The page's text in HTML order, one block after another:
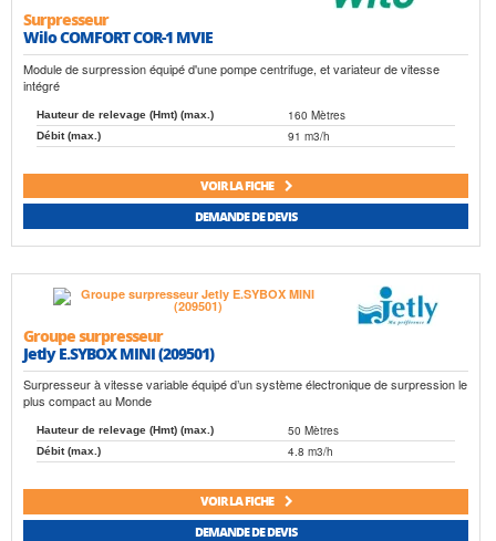
Surpresseur
Wilo COMFORT COR-1 MVIE
Module de surpression équipé d'une pompe centrifuge, et variateur de vitesse
intégré
Hauteur de relevage (Hmt) (max.) 160 Mètres
Débit (max.) 91 m3/h
VOIR LA FICHE
DEMANDE DE DEVIS
Groupe surpresseur
Jetly E.SYBOX MINI (209501)
Surpresseur à vitesse variable équipé d’un système électronique de surpression le
plus compact au Monde
Hauteur de relevage (Hmt) (max.) 50 Mètres
Débit (max.) 4.8 m3/h
VOIR LA FICHE
DEMANDE DE DEVIS